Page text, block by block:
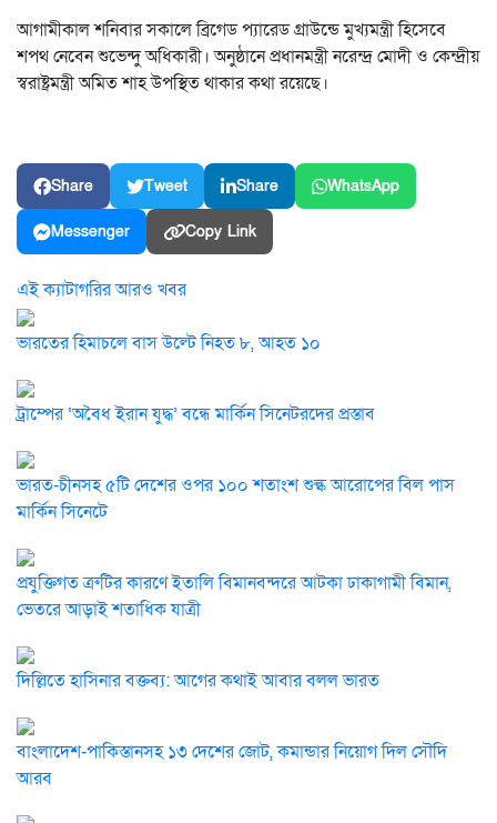
আগামীকাল শনিবার সকালে ব্রিগেড প্যারেড গ্রাউন্ডে মুখ্যমন্ত্রী হিসেবে
শপথ নেবেন শুভেন্দু অধিকারী। অনুষ্ঠানে প্রধানমন্ত্রী নরেন্দ্র মোদী ও কেন্দ্রীয়
স্বরাষ্ট্রমন্ত্রী অমিত শাহ উপস্থিত থাকার কথা রয়েছে।
Share Tweet Share WhatsApp
Messenger Copy Link
এই ক্যাটাগরির আরও খবর
ভারতের হিমাচলে বাস উল্টে নিহত ৮, আহত ১০
ট্রাম্পের ‘অবৈধ ইরান যুদ্ধ’ বন্ধে মার্কিন সিনেটরদের প্রস্তাব
ভারত-চীনসহ ৫টি দেশের ওপর ১০০ শতাংশ শুল্ক আরোপের বিল পাস
মার্কিন সিনেটে
প্রযুক্তিগত ত্রুটির কারণে ইতালি বিমানবন্দরে আটকা ঢাকাগামী বিমান,
ভেতরে আড়াই শতাধিক যাত্রী
দিল্লিতে হাসিনার বক্তব্য: আগের কথাই আবার বলল ভারত
বাংলাদেশ-পাকিস্তানসহ ১৩ দেশের জোট, কমান্ডার নিয়োগ দিল সৌদি
আরব